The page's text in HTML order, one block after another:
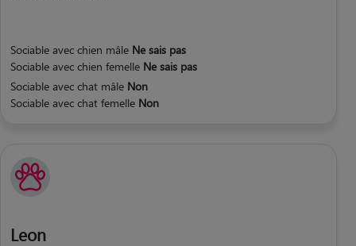
Sociable avec chien mâle Ne sais pas
Sociable avec chien femelle Ne sais pas
Sociable avec chat mâle Non
Sociable avec chat femelle Non
Leon